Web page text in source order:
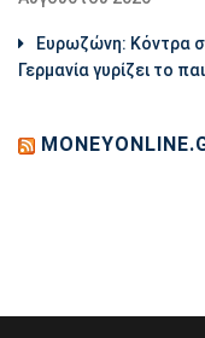
Ευρωζώνη: Κόντρα
Γερμανία γυρίζει το